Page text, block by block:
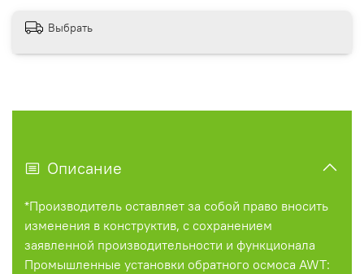
Выбрать
Описание
*Производитель оставляет за собой право вносить
изменения в конструктив, с сохранением
заявленной производительности и функционала
Промышленные установки обратного осмоса AWT: